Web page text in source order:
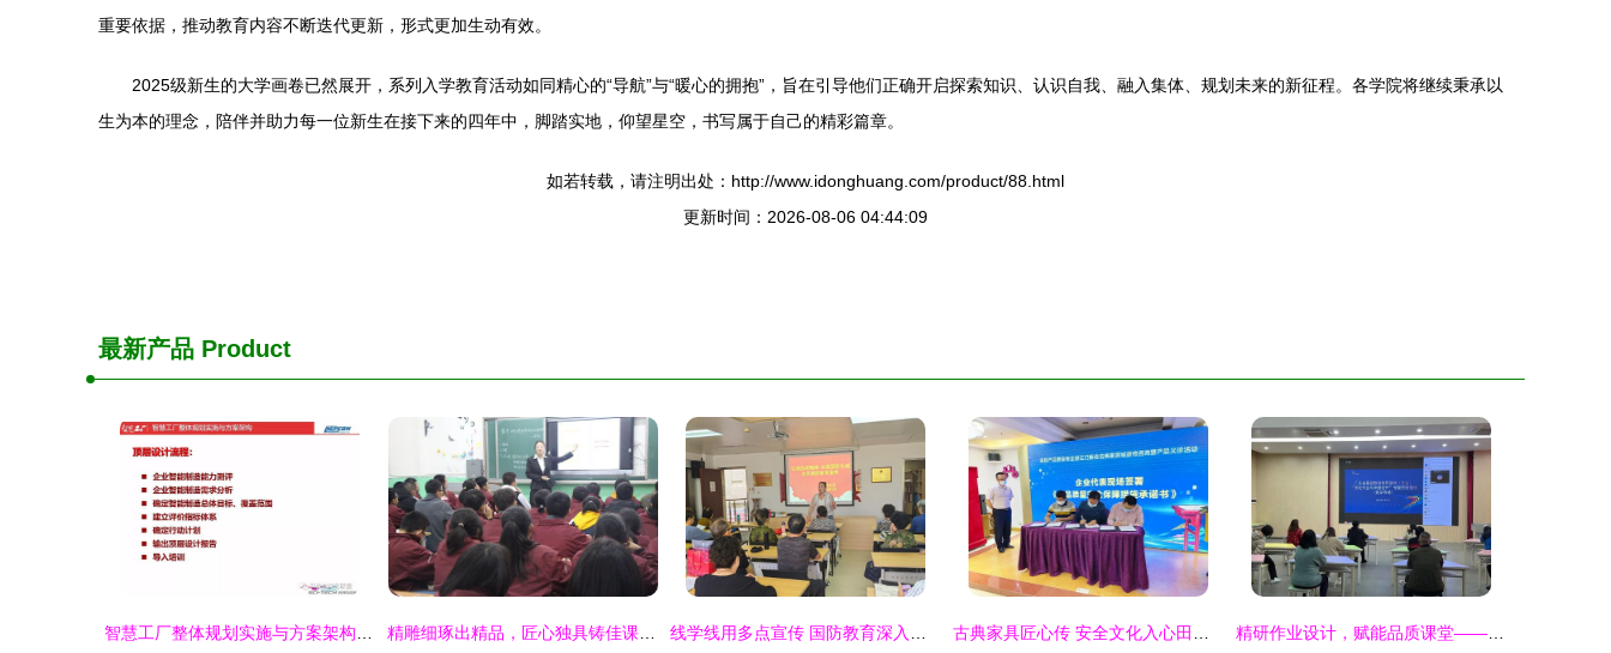
重要依据，推动教育内容不断迭代更新，形式更加生动有效。
2025级新生的大学画卷已然展开，系列入学教育活动如同精心的“导航”与“暖心的拥抱”，旨在引导他们正确开启探索知识、认识自我、融入集体、规划未来的新征程。各学院将继续秉承以
生为本的理念，陪伴并助力每一位新生在接下来的四年中，脚踏实地，仰望星空，书写属于自己的精彩篇章。
如若转载，请注明出处：http://www.idonghuang.com/product/88.html
更新时间：2026-08-06 04:44:09
最新产品 Product